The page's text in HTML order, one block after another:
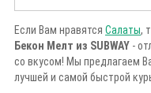
Если Вам нравятся Салаты,
Бекон Мелт из SUBWAY -
со вкусом! Мы предлагаем
лучшей и самой быстрой